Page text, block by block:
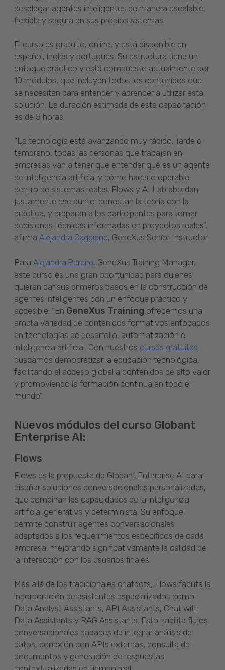
desplegar agentes inteligentes de manera escalable,
flexible y segura en sus propios sistemas.
El curso es gratuito, online, y está disponible en
español, inglés y portugués. Su estructura tiene un
enfoque práctico y está compuesto actualmente por
10 módulos, que incluyen todos los contenidos que
se necesitan para entender y aprender a utilizar esta
solución. La duración estimada de esta capacitación
es de 5 horas.
“La tecnología está avanzando muy rápido. Tarde o
temprano, todas las personas que trabajan en
empresas van a tener que entender qué es un agente
de inteligencia artificial y cómo hacerlo operable
dentro de sistemas reales. Flows y AI Lab abordan
justamente ese punto: conectan la teoría con la
práctica, y preparan a los participantes para tomar
decisiones técnicas informadas en proyectos reales”,
afirma Alejandra Caggiano, GeneXus Senior Instructor.
Para Alejandra Pereiro, GeneXus Training Manager,
este curso es una gran oportunidad para quienes
quieran dar sus primeros pasos en la construcción de
agentes inteligentes con un enfoque práctico y
accesible: “En GeneXus Training ofrecemos una
amplia variedad de contenidos formativos enfocados
en tecnologías de desarrollo, automatización e
inteligencia artificial. Con nuestros cursos gratuitos
buscamos democratizar la educación tecnológica,
facilitando el acceso global a contenidos de alto valor
y promoviendo la formación continua en todo el
mundo”.
Nuevos módulos del curso Globant
Enterprise AI:
Flows
Flows es la propuesta de Globant Enterprise AI para
diseñar soluciones conversacionales personalizadas,
que combinan las capacidades de la inteligencia
artificial generativa y determinista. Su enfoque
permite construir agentes conversacionales
adaptados a los requerimientos específicos de cada
empresa, mejorando significativamente la calidad de
la interacción con los usuarios finales.
Más allá de los tradicionales chatbots, Flows facilita la
incorporación de asistentes especializados como
Data Analyst Assistants, API Assistants, Chat with
Data Assistants y RAG Assistants. Esto habilita flujos
conversacionales capaces de integrar análisis de
datos, conexión con APIs externas, consulta de
documentos y generación de respuestas